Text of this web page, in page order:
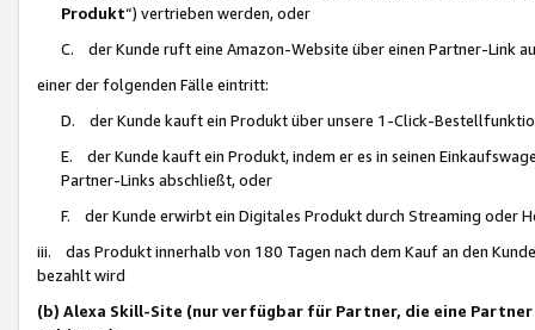
Produkt“) vertrieben werden, oder
C. der Kunde ruft eine Amazon-Website über einen Partner-Link
einer der folgenden Fälle eintritt:
D. der Kunde kauft ein Produkt über unsere 1-Click-
E. der Kunde kauft ein Produkt, indem er es in seinen
Partner-Links abschließt, oder
F. der Kunde erwirbt ein Digitales Produkt durch Streaming oder
iii. das Produkt innerhalb von 180 Tagen nach dem Kauf an den
bezahlt wird
(b) Alexa Skill-Site (nur verfügbar für Partner, die eine